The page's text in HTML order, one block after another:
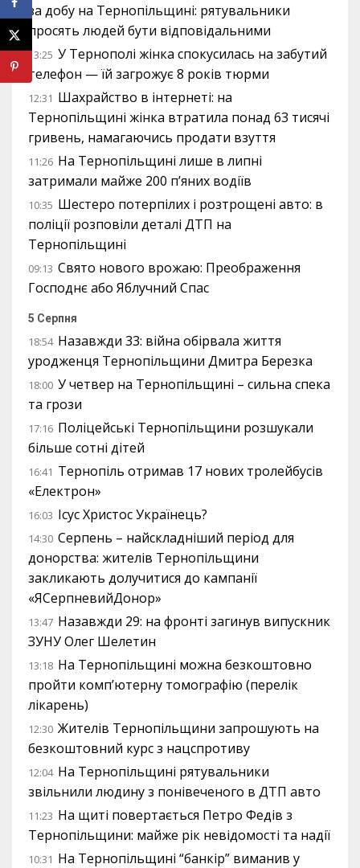
за добу на Тернопільщині: рятувальники
просять людей бути відповідальними
13:25 У Тернополі жінка спокусилась на забутий
телефон — їй загрожує 8 років тюрми
12:31 Шахрайство в інтернеті: на
Тернопільщині жінка втратила понад 63 тисячі
гривень, намагаючись продати взуття
11:26 На Тернопільщині лише в липні
затримали майже 200 п’яних водіїв
10:35 Шестеро потерпілих і розтрощені авто: в
поліції розповіли деталі ДТП на
Тернопільщині
09:13 Свято нового врожаю: Преображення
Господнє або Яблучний Спас
5 Серпня
18:54 Назавжди 33: війна обірвала життя
уродженця Тернопільщини Дмитра Березка
18:00 У четвер на Тернопільщині – сильна спека
та грози
17:16 Поліцейські Тернопільщини розшукали
більше сотні дітей
16:41 Тернопіль отримав 17 нових тролейбусів
«Електрон»
16:03 Ісус Христос Українець?
14:30 Серпень – найскладніший період для
донорства: жителів Тернопільщини
закликають долучитися до кампанії
«ЯСерпневийДонор»
13:47 Назавжди 29: на фронті загинув випускник
ЗУНУ Олег Шелетин
13:18 На Тернопільщині можна безкоштовно
пройти комп’ютерну томографію (перелік
лікарень)
12:30 Жителів Тернопільщини запрошують на
безкоштовний курс з нацспротиву
12:04 На Тернопільщині рятувальники
звільнили людину з понівеченого в ДТП авто
11:23 На щиті повертається Петро Федів з
Тернопільщини: майже рік невідомості та надії
10:31 На Тернопільщині “банкір” виманив у